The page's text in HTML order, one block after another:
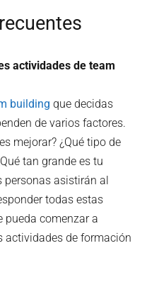
actividades de team
building que decidas
de varios factores.
mejorar? ¿Qué tipo de
tan grande es tu
personas asistirán al
todas estas
pueda comenzar a
actividades de formación